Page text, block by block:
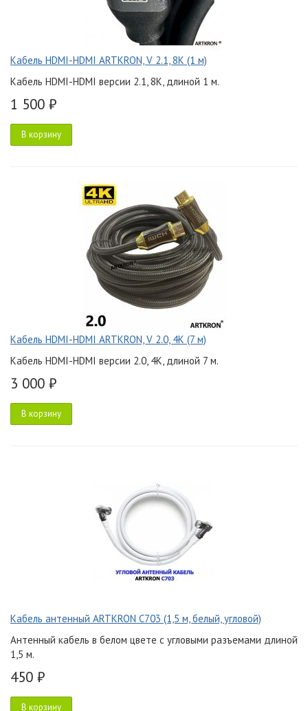
Кабель HDMI-HDMI ARTKRON, V 2.1, 8K (1 м)
Кабель HDMI-HDMI версии 2.1, 8K, длиной 1 м.
1 500 ₽
В корзину
Кабель HDMI-HDMI ARTKRON, V 2.0, 4K (7 м)
Кабель HDMI-HDMI версии 2.0, 4K, длиной 7 м.
3 000 ₽
В корзину
Кабель антенный ARTKRON C703 (1,5 м, белый, угловой)
Антенный кабель в белом цвете с угловыми разъемами длиной
1,5 м.
450 ₽
В корзину